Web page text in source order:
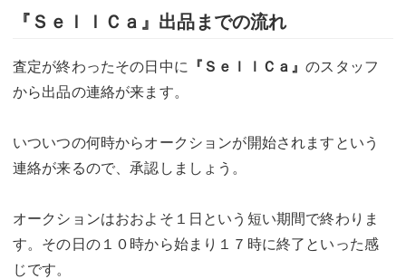
『ＳｅｌｌＣａ』 出品までの流れ
査定が終わったその日中に 『ＳｅｌｌＣａ』のスタッフ
から出品の連絡が来ます。
いついつの何時からオークションが開始されますという
連絡が来るので、承認しましょう。
オークションはおおよそ１日という短い期間で終わりま
す。その日の１０時から始まり１７時に終了といった感
じです。